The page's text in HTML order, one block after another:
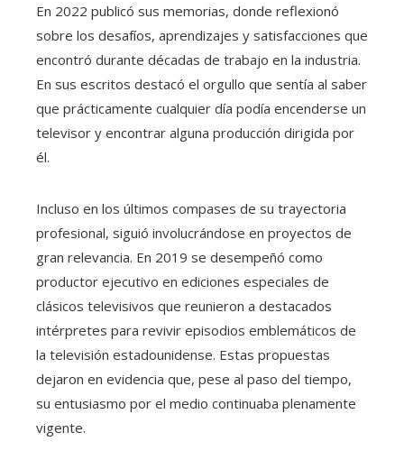
En 2022 publicó sus memorias, donde reflexionó
sobre los desafíos, aprendizajes y satisfacciones que
encontró durante décadas de trabajo en la industria.
En sus escritos destacó el orgullo que sentía al saber
que prácticamente cualquier día podía encenderse un
televisor y encontrar alguna producción dirigida por
él.
Incluso en los últimos compases de su trayectoria
profesional, siguió involucrándose en proyectos de
gran relevancia. En 2019 se desempeñó como
productor ejecutivo en ediciones especiales de
clásicos televisivos que reunieron a destacados
intérpretes para revivir episodios emblemáticos de
la televisión estadounidense. Estas propuestas
dejaron en evidencia que, pese al paso del tiempo,
su entusiasmo por el medio continuaba plenamente
vigente.